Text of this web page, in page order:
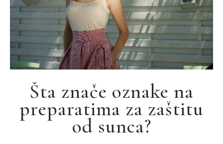
Šta znače oznake na
preparatima za zaštitu
od sunca?